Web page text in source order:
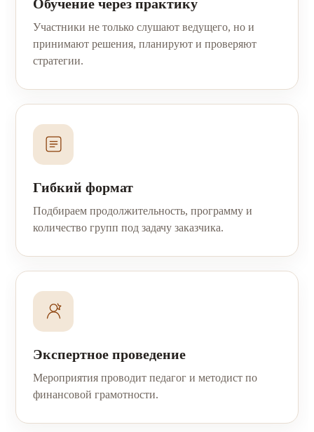
Обучение через практику
Участники не только слушают ведущего, но и
принимают решения, планируют и проверяют
стратегии.
Гибкий формат
Подбираем продолжительность, программу и
количество групп под задачу заказчика.
Экспертное проведение
Мероприятия проводит педагог и методист по
финансовой грамотности.